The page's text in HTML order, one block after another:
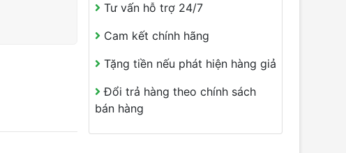
Tư vấn hỗ trợ 24/7
Cam kết chính hãng
Tặng tiền nếu phát hiện hàng giả
Đổi trả hàng theo chính sách
bán hàng